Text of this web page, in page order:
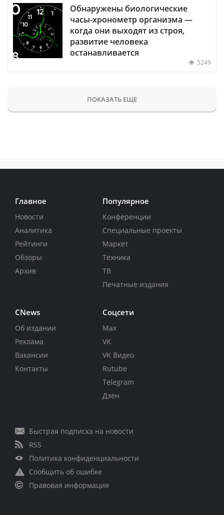
Обнаружены биологические
часы-хронометр организма —
когда они выходят из строя,
развитие человека
останавливается
5249
ПОКАЗАТЬ ЕЩЕ
Главное
Новости
Аналитика
Рейтинги
Обзоры
Архив
Популярное
Конференции
Специальные проекты
Маркет
Техника
ТВ
Печатные издания
CNews
Об издании
Реклама
Вакансии
Контакты
Соцсети
Max
VK
VK Видео
Rutube
Telegram
Дзен
Быстрая подписка на новости
RSS
Политика конфиденциальности
Сообщить об ошибке
Правовая информация